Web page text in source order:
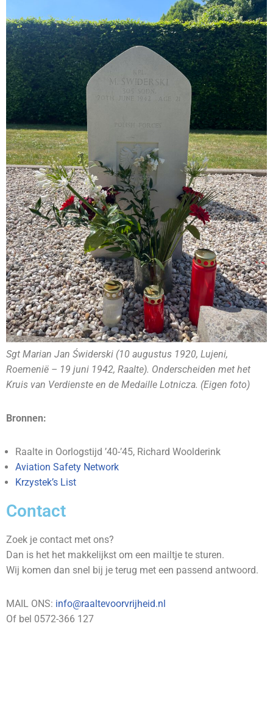
Sgt Marian Jan Świderski (10 augustus 1920, Lujeni,
Roemenië – 19 juni 1942, Raalte). Onderscheiden met het
Kruis van Verdienste en de Medaille Lotnicza. (Eigen foto)
Bronnen:
Raalte in Oorlogstijd ’40-’45, Richard Woolderink
Aviation Safety Network
Krzystek’s List
Contact
Zoek je contact met ons?
Dan is het het makkelijkst om een mailtje te sturen.
Wij komen dan snel bij je terug met een passend antwoord.
MAIL ONS: info@raaltevoorvrijheid.nl
Of bel 0572-366 127